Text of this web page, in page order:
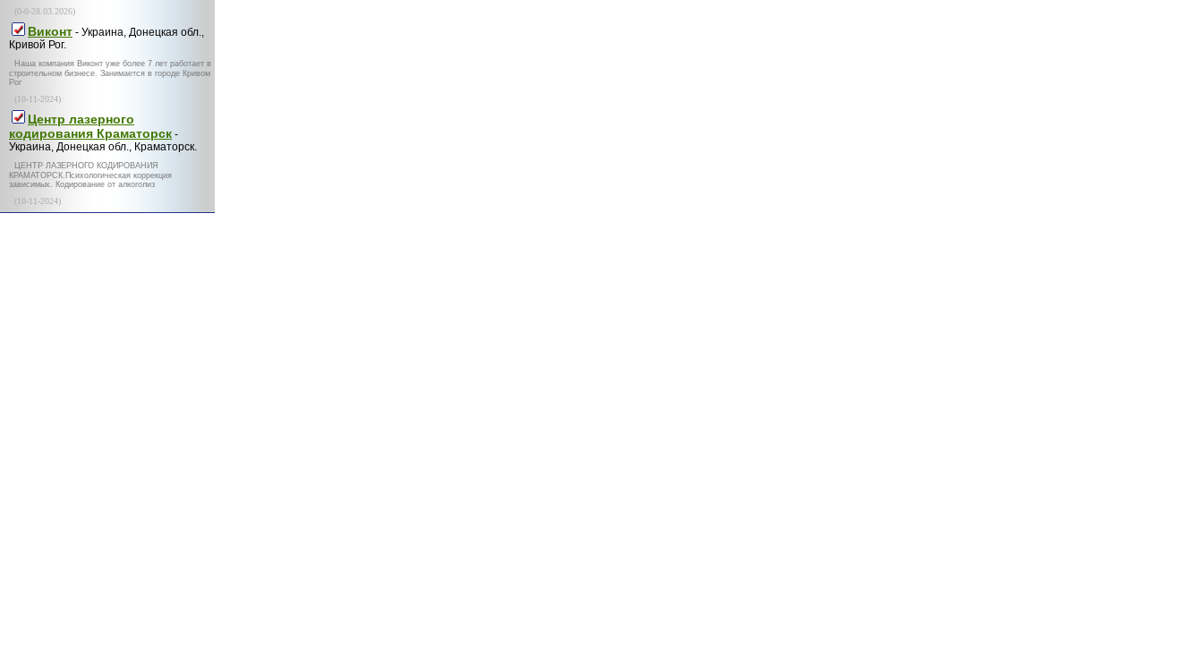
(0-0-28.03.2026)
Виконт - Украина, Донецкая обл.,
Кривой Рог.
Наша компания Виконт уже более 7 лет работает в
строительном бизнесе. Занимается в городе Кривом
Рог
(10-11-2024)
Центр лазерного
кодирования Краматорск -
Украина, Донецкая обл., Краматорск.
ЦЕНТР ЛАЗЕРНОГО КОДИРОВАНИЯ
КРАМАТОРСК.Психологическая коррекция
зависимых. Кодирование от алкоголиз
(10-11-2024)